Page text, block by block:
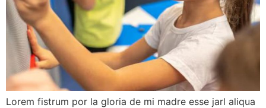
Lorem fistrum por la gloria de mi madre esse jarl aliqua